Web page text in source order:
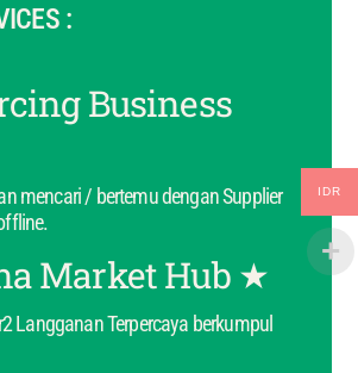
:
Business
mencari / bertemu dengan Supplier
Market Hub ★
Langganan Terpercaya berkumpul
IDR